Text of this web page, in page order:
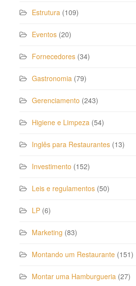
Estrutura (109)
Eventos (20)
Fornecedores (34)
Gastronomia (79)
Gerenciamento (243)
Higiene e Limpeza (54)
Inglês para Restaurantes (13)
Investimento (152)
Leis e regulamentos (50)
LP (6)
Marketing (83)
Montando um Restaurante (151)
Montar uma Hamburgueria (27)